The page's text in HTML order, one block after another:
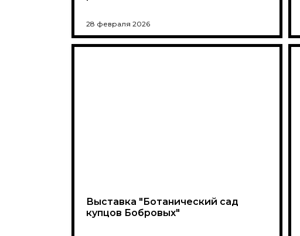
28 февраля 2026
Выставка "Ботанический сад
купцов Бобровых"